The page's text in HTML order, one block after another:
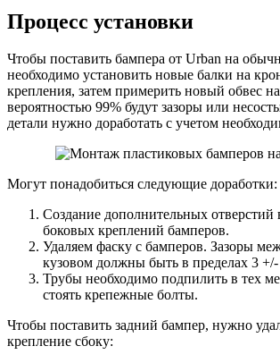
Процесс установки
Чтобы поставить бампера от Urban на
необходимо установить новые балки на
крепления, затем примерить новый обвес
вероятностью 99% будут зазоры или
детали нужно доработать с учетом
Могут понадобиться следующие доработки:
Создание дополнительных отверстий
боковых креплений бамперов.
Удаляем фаску с бамперов. Зазоры
кузовом должны быть в пределах 3
Трубы необходимо подпилить в тех
стоять крепежные болты.
Чтобы поставить задний бампер, нужно
крепление сбоку: